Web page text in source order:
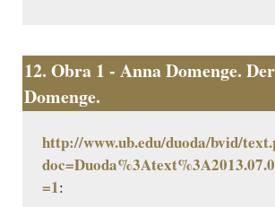
12. Obra 1 - Anna Domenge.
Domenge.
http://www.ub.edu/duoda/bvid/
=1: